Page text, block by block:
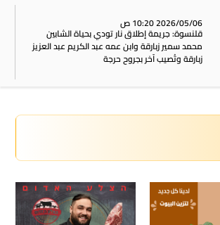
2026/05/06 10:20 ص
قلنسوة: جريمة إطلاق نار تودي بحياة الشابين
محمد سمير زبارقة وابن عمه عبد الكريم عبد العزيز
زبارقة وتُصيب آخر بجروح حرجة